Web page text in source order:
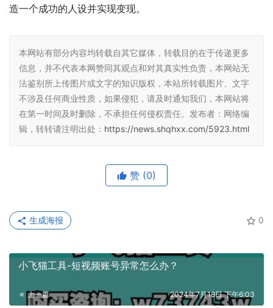
造一个成功的人设并实现变现。
本网站有部分内容均转载自其它媒体，转载目的在于传递更多
信息，并不代表本网赞同其观点和对其真实性负责，本网站无
法鉴别所上传图片或文字的知识版权，本站所转载图片、文字
不涉及任何商业性质，如果侵犯，请及时通知我们，本网站将
在第一时间及时删除，不承担任何侵权责任。发布者：网络编
辑，转转请注明出处： https://news.shqhxx.com/5923.html
赞 (0)
0
生成海报
小飞猫工具-短视频账号异常怎么办？
上一篇 2024年7月18日 下午6:03